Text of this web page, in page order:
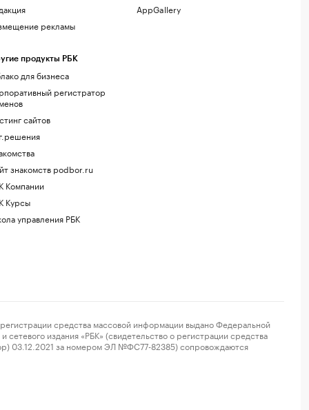
рекламы
продукты РБК
для бизнеса
регистратор
сайтов
знакомств podbor.ru
Компании
Курсы
управления РБК
AppGallery
средства массовой информации выдано Федеральной
издания «РБК» (свидетельство о регистрации средства
03.12.2021 за номером ЭЛ №ФС77-82385) сопровождаются